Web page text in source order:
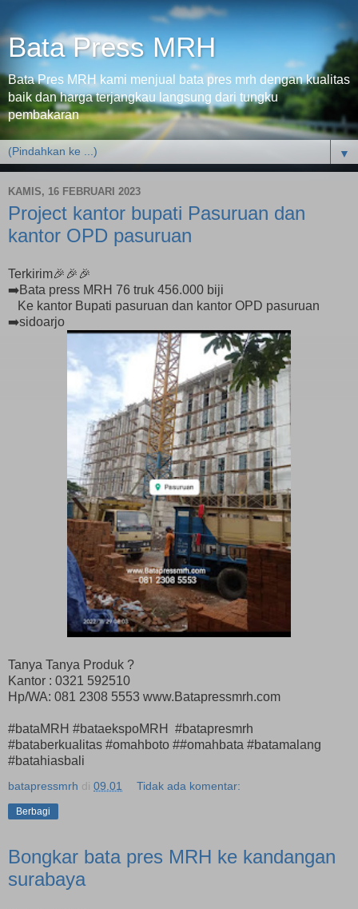
Bata Press MRH
Bata Pres MRH kami menjual bata pres mrh dengan kualitas
baik dan harga terjangkau langsung dari tungku
pembakaran
▼
KAMIS, 16 FEBRUARI 2023
Project kantor bupati Pasuruan dan
kantor OPD pasuruan
Terkirim🎉🎉🎉
➡️Bata press MRH 76 truk 456.000 biji
Ke kantor Bupati pasuruan dan kantor OPD pasuruan
➡️sidoarjo
Tanya Tanya Produk ?
Kantor : 0321 592510
Hp/WA: 081 2308 5553 www.Batapressmrh.com
#bataMRH #bataekspoMRH #batapresmrh
#bataberkualitas #omahboto ##omahbata #batamalang
#batahiasbali
batapressmrh di 09.01 Tidak ada komentar:
Berbagi
Bongkar bata pres MRH ke kandangan
surabaya